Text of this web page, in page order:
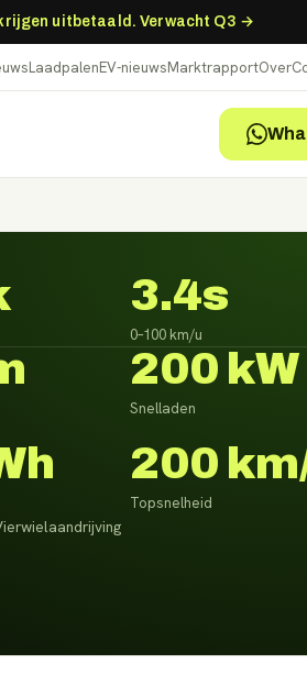
uitbetaald. Verwacht Q3 →
LaadpalenEV-nieuwsMarktrapportOver
3.4s
0–100 km/u
200 kW
Snelladen
200
Topsnelheid